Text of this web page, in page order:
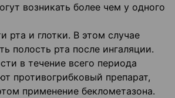
возникать более чем у одного
рта и глотки. В этом случае
полость рта после ингаляции.
в течение всего периода
противогрибковый препарат,
применение беклометазона.